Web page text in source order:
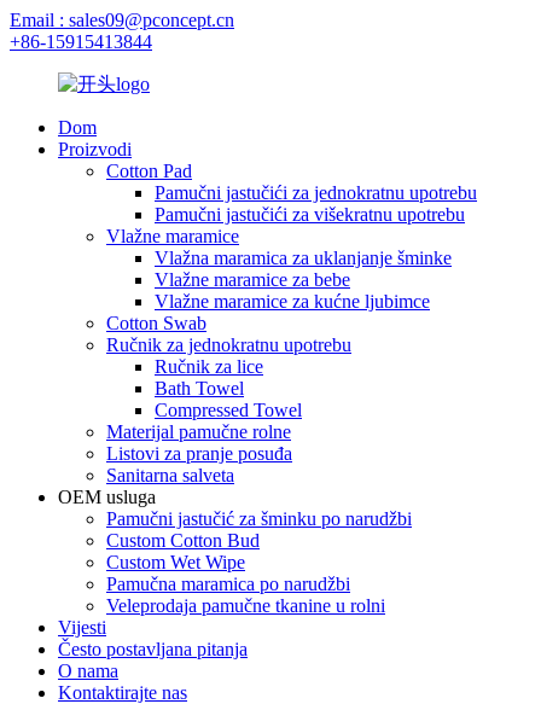
Email : sales09@pconcept.cn
+86-15915413844
Dom
Proizvodi
Cotton Pad
Pamučni jastučići za jednokratnu upotrebu
Pamučni jastučići za višekratnu upotrebu
Vlažne maramice
Vlažna maramica za uklanjanje šminke
Vlažne maramice za bebe
Vlažne maramice za kućne ljubimce
Cotton Swab
Ručnik za jednokratnu upotrebu
Ručnik za lice
Bath Towel
Compressed Towel
Materijal pamučne rolne
Listovi za pranje posuđa
Sanitarna salveta
OEM usluga
Pamučni jastučić za šminku po narudžbi
Custom Cotton Bud
Custom Wet Wipe
Pamučna maramica po narudžbi
Veleprodaja pamučne tkanine u rolni
Vijesti
Često postavljana pitanja
O nama
Kontaktirajte nas